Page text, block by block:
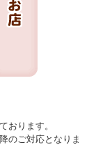
おります。
のご対応となりま